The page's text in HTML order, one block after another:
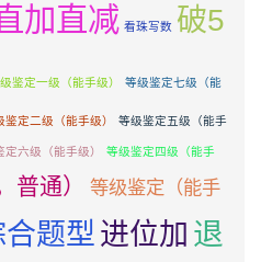
加直减 看珠写数 破5
鉴定一级（能手级） 等级鉴定七级（能
鉴定二级（能手级） 等级鉴定五级（能手
定六级（能手级） 等级鉴定四级（能手
普通） 等级鉴定（能手
合题型 进位加 退